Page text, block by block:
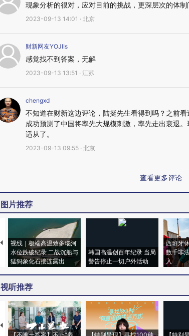
现象分析的很对，应对目前的挑战，更深层次的体
2023-09-13 14:01 · 北京
财新网友YOJlIs
感觉找不到答案，无解
2023-09-13 13:51 · 江苏
chengxd
不知道在财新这边评论，陆挺先生看得到吗？之前
成功预测了中国将率先大规模刺激，率先走出衰退
适从了。
2023-09-13 09:55 · 北京
查看更多评论
图片推荐
视线｜极端高温致多瑙河
水位跌破纪录 二战沉船与
猛犸象化石接连露出
韩国高温创百年纪录 当局
警告停止一切户外活动
西班牙
数千非
入
视听推荐